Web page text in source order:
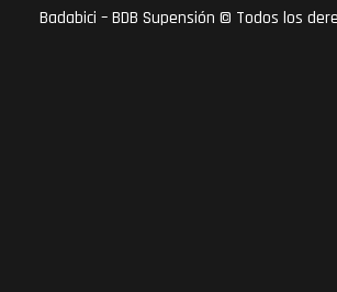
Badabici – BDB Supensión © Todos los